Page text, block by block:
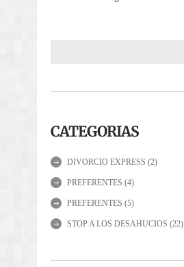
CATEGORIAS
DIVORCIO EXPRESS (2)
PREFERENTES (4)
PREFERENTES (5)
STOP A LOS DESAHUCIOS (22)